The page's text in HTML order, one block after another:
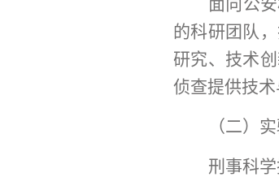
的科研团队
研究、技术
侦查提供技术
（二）
刑事科